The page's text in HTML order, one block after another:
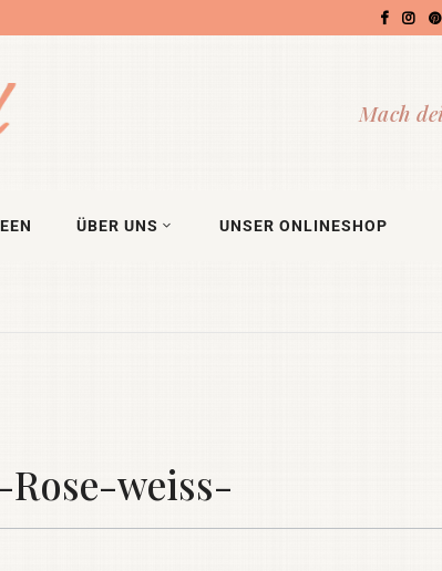
ÜBER UNS UNSER ONLINESHOP
weiss-